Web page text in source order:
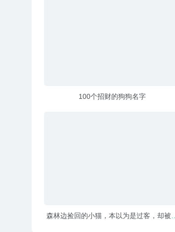
100个招财的狗狗名字
森林边捡回的小猫，本以为是过客，却被捧